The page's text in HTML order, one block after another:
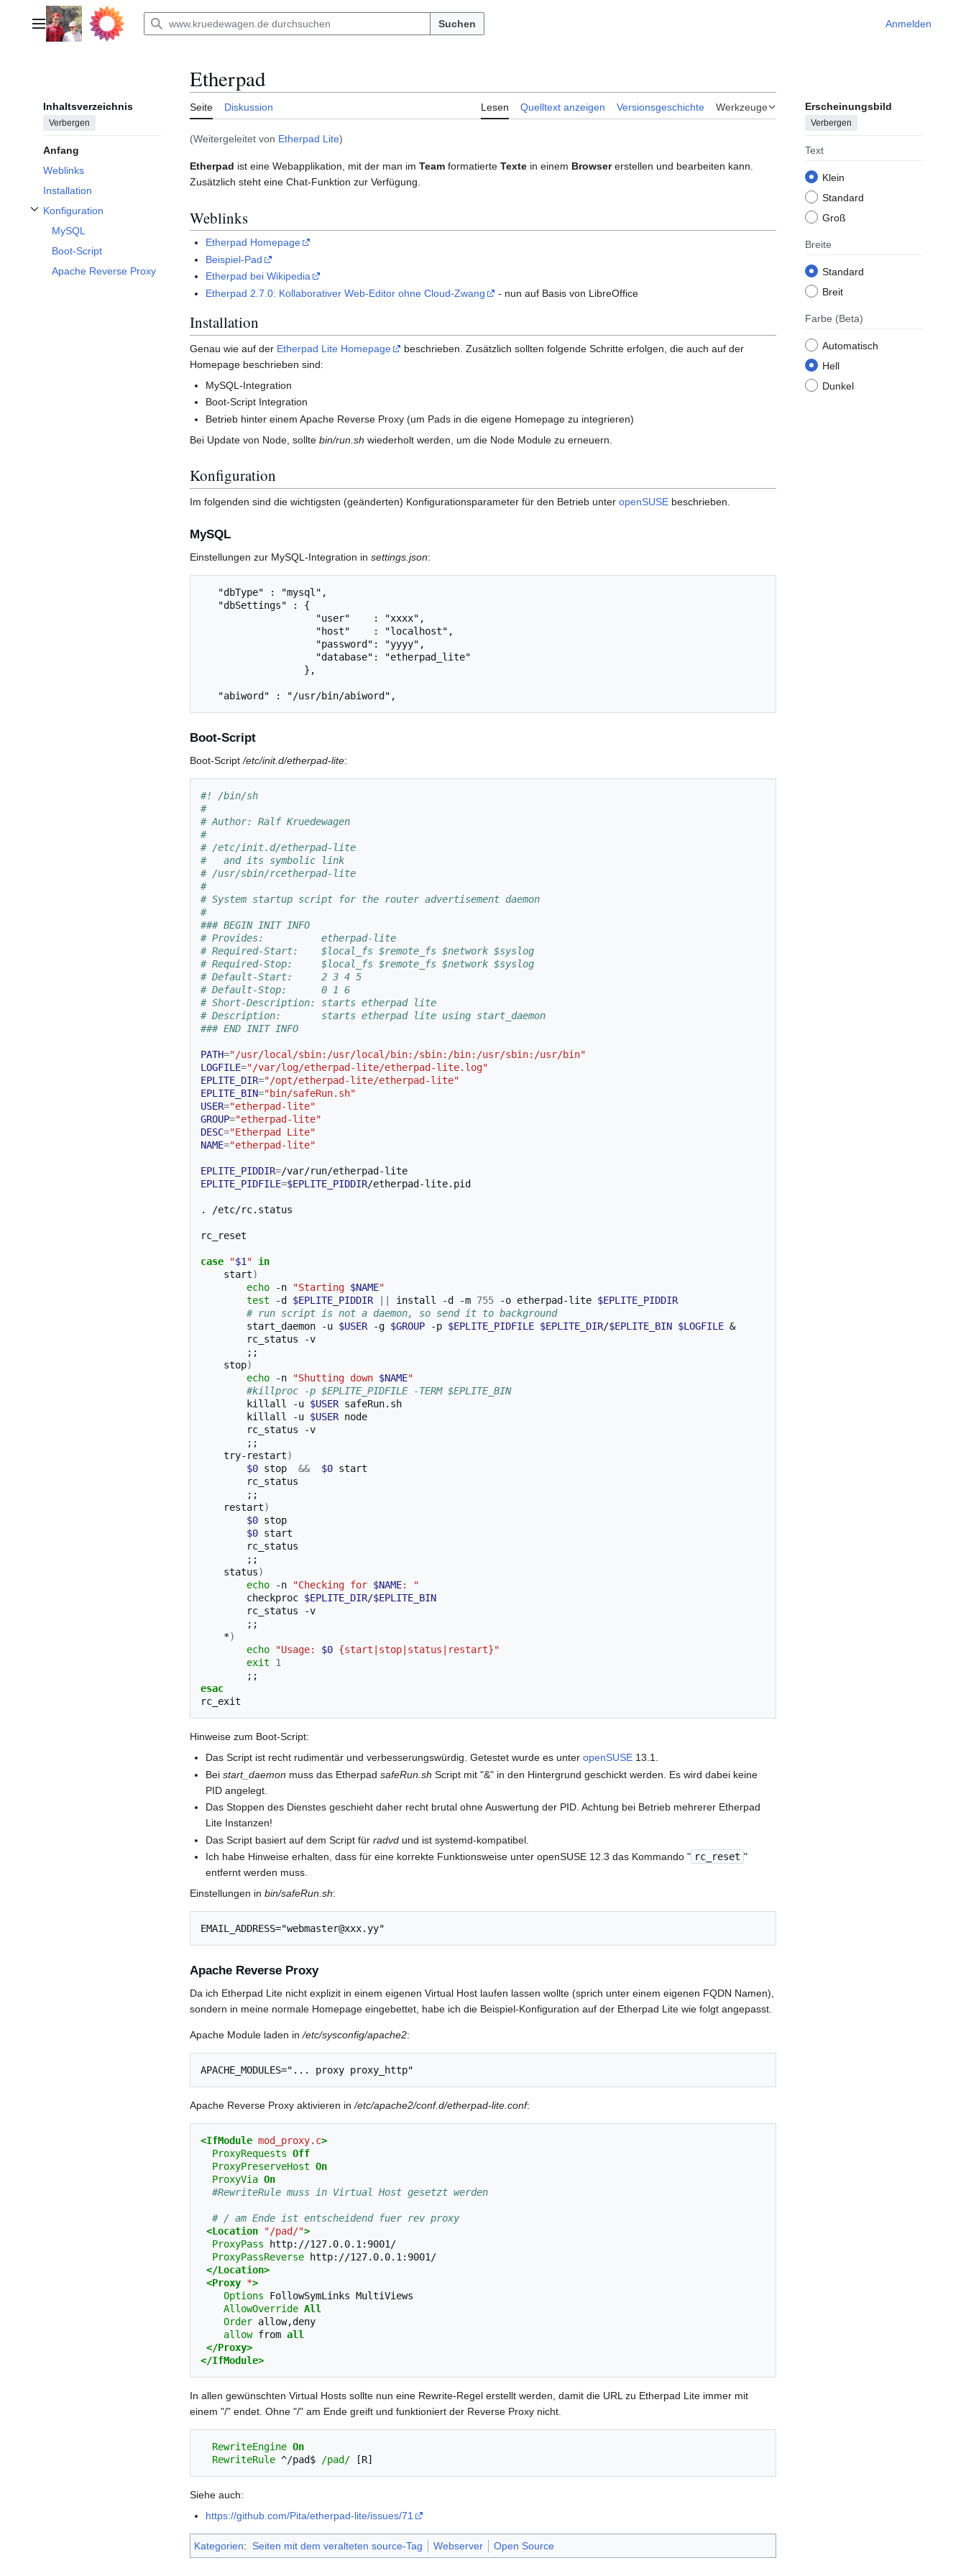
springenHauptmenü Suchen Anmelden
Inhaltsverzeichnis
Verbergen
Anfang
Weblinks
Installation
Konfiguration
Unterabschnitt Konfiguration umschalten
MySQL
Boot-Script
Apache Reverse Proxy
Etherpad
Seite Diskussion Lesen Quelltext anzeigen Versionsgeschichte Werkzeuge Erscheinungsbild
Verbergen
Text
Klein
Standard
Groß
Breite
Standard
Breit
Farbe (Beta)
Automatisch
Hell
Dunkel
(Weitergeleitet von Etherpad Lite)
Etherpad ist eine Webapplikation, mit der man im Team formatierte Texte in einem Browsererstellen und bearbeiten kann.
Zusätzlich steht eine Chat-Funktion zur Verfügung.
Weblinks
Etherpad Homepage
Beispiel-Pad
Etherpad bei Wikipedia
Etherpad 2.7.0: Kollaborativer Web-Editor ohne Cloud-Zwang
- nun auf Basis von LibreOffice
Installation
Genau wie auf der Etherpad Lite Homepage
beschrieben. Zusätzlich sollten folgende Schritte erfolgen, die auch auf der
Homepage beschrieben sind:
MySQL-Integration
Boot-Script Integration
Betrieb hinter einem Apache Reverse Proxy (um Pads in die eigene Homepage zu integrieren)
Bei Update von Node, sollte bin/run.sh wiederholt werden, um die Node Module zu erneuern.
Konfiguration
Im folgenden sind die wichtigsten (geänderten) Konfigurationsparameter für den Betrieb unter openSUSE beschrieben.
MySQL
Einstellungen zur MySQL-Integration in settings.json:
Boot-Script
Boot-Script/etc/init.d/etherpad-lite:
#! /bin/sh
#
# Author: Ralf Kruedewagen
#
# /etc/init.d/etherpad-lite
#   and its symbolic link
# /usr/sbin/rcetherpad-lite
#
# System startup script for the router advertisement daemon
#
### BEGIN INIT INFO
# Provides:          etherpad-lite
# Required-Start:    $local_fs $remote_fs $network $syslog
# Required-Stop:     $local_fs $remote_fs $network $syslog
# Default-Start:     2 3 4 5
# Default-Stop:      0 1 6
# Short-Description: starts etherpad lite
# Description:       starts etherpad lite using start_daemon
### END INIT INFO
PATH="/usr/local/sbin:/usr/local/bin:/sbin:/bin:/usr/sbin:/usr/bin"
LOGFILE="/var/log/etherpad-lite/etherpad-lite.log"
EPLITE_DIR="/opt/etherpad-lite/etherpad-lite"
EPLITE_BIN="bin/safeRun.sh"
USER="etherpad-lite"
GROUP="etherpad-lite"
DESC="Etherpad Lite"
NAME="etherpad-lite"
EPLITE_PIDDIR=
EPLITE_PIDFILE=$EPLITE_PIDDIR/etherpad-lite.pid
. /etc/rc.status
rc_reset
case "$1"
in
start)
echo
-n "Starting $NAME"
test
-d $EPLITE_PIDDIR install -d -m 755 -o etherpad-lite $EPLITE_PIDDIR
# run script is not a daemon, so send it to background
start_daemon
-u $USER -g $GROUP -p $EPLITE_PIDFILE $EPLITE_DIR/$EPLITE_BIN $LOGFILE &
rc_status
;;
stop)
echo
-n "Shutting down $NAME"
#killproc -p $EPLITE_PIDFILE -TERM $EPLITE_BIN
killall
-u $USER
killall
-u $USER
rc_status
;;
try-restart)
$0 stop && $0
;;
restart)
$0
$0
;;
status)
echo
-n "Checking for $NAME: "
checkproc $EPLITE_DIR/$EPLITE_BIN
rc_status
;;
*)
echo
"Usage: $0 {start|stop|status|restart}"
exit
1
;;
esac
Hinweise zum Boot-Script:
Das Script ist recht rudimentär und verbesserungswürdig. Getestet wurde es unteropenSUSE 13.1.
Beistart_daemon muss das EtherpadsafeRun.sh Script mit "&" in den Hintergrund geschickt werden. Es wird dabei keine
PID angelegt.
Das Stoppen des Dienstes geschieht daher recht brutal ohne Auswertung der PID. Achtung bei Betrieb mehrerer Etherpad
Lite Instanzen!
Das Script basiert auf dem Script fürradvd und ist systemd-kompatibel.
Ich habe Hinweise erhalten, dass für eine korrekte Funktionsweise unter openSUSE 12.3 das Kommando " rc_reset "
entfernt werden muss.
Einstellungen in bin/safeRun.sh:
Apache Reverse Proxy
Da ich Etherpad Lite nicht explizit in einem eigenen Virtual Host laufen lassen wollte (sprich unter einem eigenen FQDN Namen),
sondern in meine normale Homepage eingebettet, habe ich die Beispiel-Konfiguration auf der Etherpad Lite wie folgt angepasst.
Apache Module laden in/etc/sysconfig/apache2:
Apache Reverse Proxy aktivieren in/etc/apache2/conf.d/etherpad-lite.conf:
<IfModule mod_proxy.c>
ProxyRequests Off
ProxyPreserveHost On
ProxyVia On
#RewriteRule muss in Virtual Host gesetzt werden
# / am Ende ist entscheidend fuer rev proxy
<Location
"/pad/">
ProxyPass
ProxyPassReverse
</Location>
<Proxy *>
Options
FollowSymLinks
AllowOverride All
Order
allow from all
</Proxy>
</IfModule>
In allen gewünschten Virtual Hosts sollte nun eine Rewrite-Regel erstellt werden, damit die URL zu Etherpad Lite immer mit
einem "/" endet. Ohne "/" am Ende greift und funktioniert der Reverse Proxy nicht.
RewriteEngine On
RewriteRule ^/pad$ /pad/
Siehe auch:
https://github.com/Pita/etherpad-lite/issues/71
Kategorien: Seiten mit dem veralteten source-Tag Webserver Open Source